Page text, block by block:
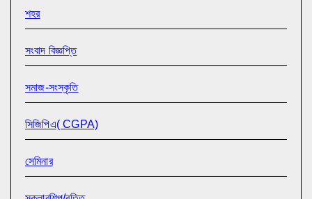
শহর
সংবাদ বিজ্ঞপ্তি
সমাজ-সংস্কৃতি
সিজিপিএ( CGPA)
সেমিনার